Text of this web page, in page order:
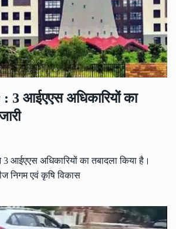
3 आईएएस अधिकारियों का
आईएएस अधिकारियों का तबादला किया है।
निगम एवं कृषि विकास